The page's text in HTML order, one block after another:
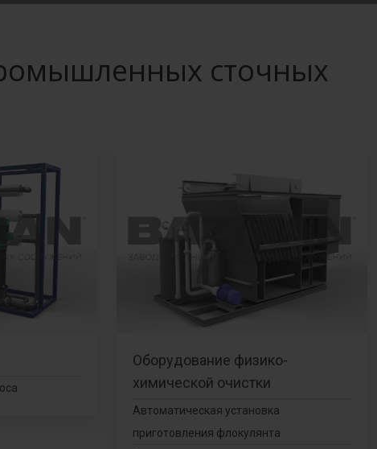
сточных
Оборудование физико-
химической очистки
Автоматическая установка
приготовления флокулянта